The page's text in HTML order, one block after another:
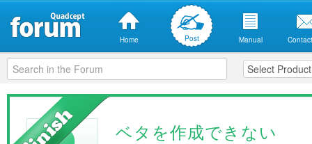
Home Post Manual
ベタを作成できない